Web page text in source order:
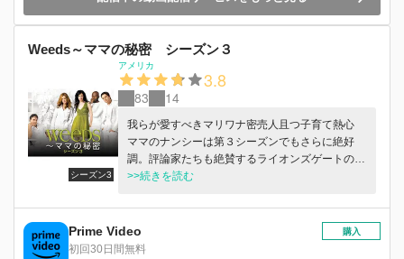
Weeds～ママの秘密 シーズン３
シーズン3
アメリカ
3.8
83 14
我らが愛すべきマリワナ密売人且つ子育て熱心
ママのナンシーは第３シーズンでもさらに絶好
調。評論家たちも絶賛するライオンズゲートのオ
リジナルシリーズの本作はエミー賞とゴールデン
ーカーが主役を演じる。彼女の演じるナンシー・
ボトウィンは夫の突然の死後、マリワナの密売人
に転身したシングルマザー。この突飛な商売が順
>>続きを読む
Prime Video
初回30日間無料
購入